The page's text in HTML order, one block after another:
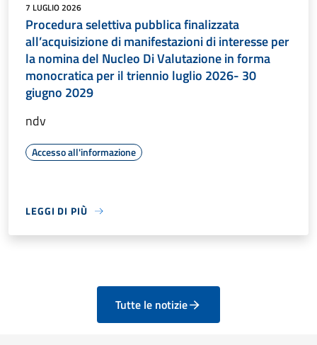
7 LUGLIO 2026
Procedura selettiva pubblica finalizzata
all’acquisizione di manifestazioni di interesse per
la nomina del Nucleo Di Valutazione in forma
monocratica per il triennio luglio 2026- 30
giugno 2029
ndv
Accesso all'informazione
LEGGI DI PIÙ
Tutte le notizie